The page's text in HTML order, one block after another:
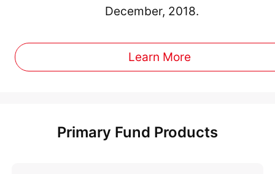
December, 2018.
Learn More
Primary Fund Products